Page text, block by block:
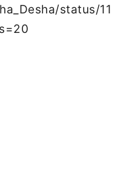
status/11